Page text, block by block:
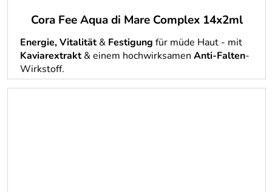
Cora Fee Aqua di Mare Complex 14x2ml
Energie, Vitalität& Festigung für müde Haut - mit
Kaviarextrakt& einem hochwirksamen Anti-Falten-
Wirkstoff.